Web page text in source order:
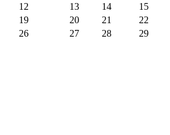
12 13 14
15
19 20 21
22
26 27 28
29